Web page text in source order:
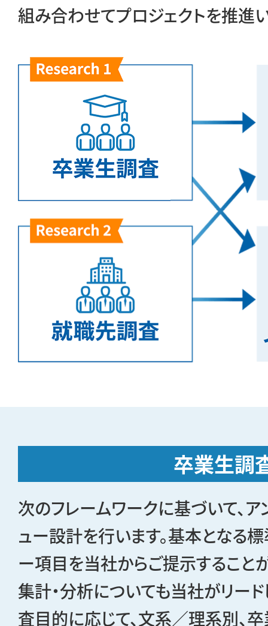
組み合わせてプロジェクトを推進
卒業生調
次のフレームワークに基づいて、
ュー設計を行います。基本となる
ー項目を当社からご提示すること
集計・分析についても当社がリー
査目的に応じて、文系／理系別、